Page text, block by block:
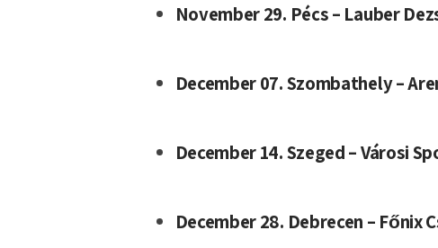
November 29. Pécs – Lauber
December 07. Szombathely –
December 14. Szeged – Városi
December 28. Debrecen – Főnix